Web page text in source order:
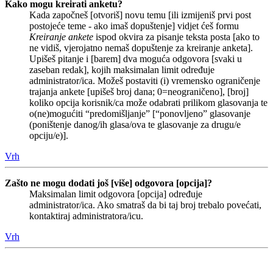
Kako mogu kreirati anketu?
Kada započneš [otvoriš] novu temu [ili izmijeniš prvi post
postojeće teme - ako imaš dopuštenje] vidjet ćeš formu
Kreiranje ankete ispod okvira za pisanje teksta posta [ako to
ne vidiš, vjerojatno nemaš dopuštenje za kreiranje anketa].
Upišeš pitanje i [barem] dva moguća odgovora [svaki u
zaseban redak], kojih maksimalan limit određuje
administrator/ica. Možeš postaviti (i) vremensko ograničenje
trajanja ankete [upišeš broj dana; 0=neograničeno], [broj]
koliko opcija korisnik/ca može odabrati prilikom glasovanja te
o(ne)mogućiti “predomišljanje” [“ponovljeno” glasovanje
(poništenje danog/ih glasa/ova te glasovanje za drugu/e
opciju/e)].
Vrh
Zašto ne mogu dodati još [više] odgovora [opcija]?
Maksimalan limit odgovora [opcija] određuje
administrator/ica. Ako smatraš da bi taj broj trebalo povećati,
kontaktiraj administratora/icu.
Vrh